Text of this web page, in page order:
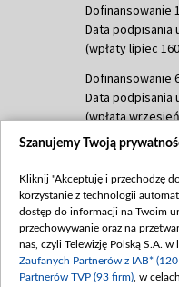
Dofinansowanie
Data podpisania
(wpłaty lipiec
Dofinansowanie
Data podpisania
(wpłata
Dofinansowanie
(wpłata
mln, listopad
Dofinansowanie
Data podpisania
(wpłata
Szanujemy Twoją
Kliknij "Akceptuję i przechodzę
korzystanie z technologii
dostęp do informacji na Twoim
przechowywanie oraz na
nas, czyli Telewizję Polską S.A. w
Zaufanych Partnerów z IAB*
Partnerów TVP (93 firm) , w